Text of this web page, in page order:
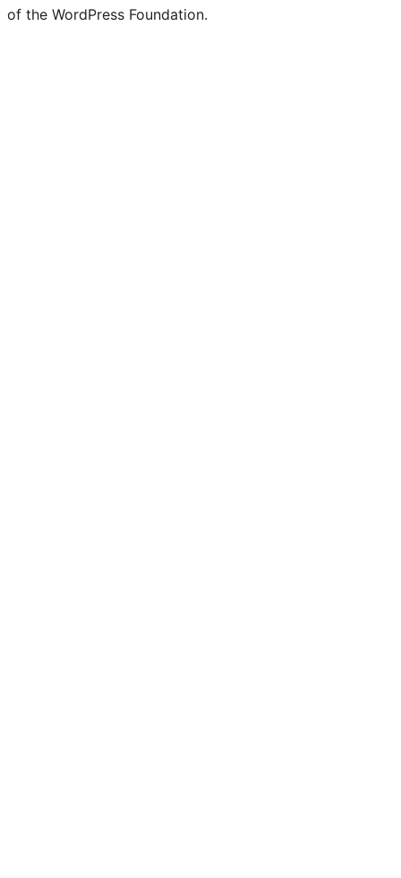
of the WordPress Foundation.